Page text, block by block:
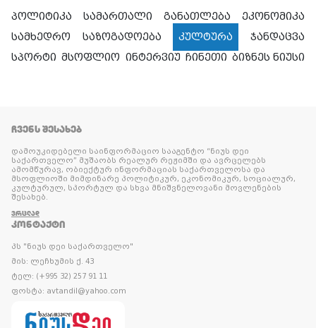
პოლიტიკა სამართალი განათლება
ეკონომიკა
სამხედრო
საზოგადოება კულტურა
ჯანდაცვა
სპორტი მსოფლიო ინტერვიუ ჩინეთი ბიზნეს ნიუსი
ᲩᲕᲔᲜᲡ ᲨᲔᲡᲐᲮᲔᲑ
დამოუკიდებელი საინფორმაციო სააგენტო “ნიუს დეი
საქართველო” მუშაობს რეალურ რეჟიმში და ავრცელებს
ამომწურავ, ობიექტურ ინფორმაციას საქართველოსა და
მსოფლიოში მიმდინარე პოლიტიკურ, ეკონომიკურ, სოციალურ,
კულტურულ, სპორტულ და სხვა მნიშვნელოვანი მოვლენების
შესახებ.
ᲕᲠᲪᲚᲐᲓ
ᲙᲝᲜᲢᲐᲥᲢᲘ
პს "ნიუს დეი საქართველო"
მის: ლეჩხუმის ქ. 43
ტელ: (+995 32) 257 91 11
ფოსტა: avtandil@yahoo.com